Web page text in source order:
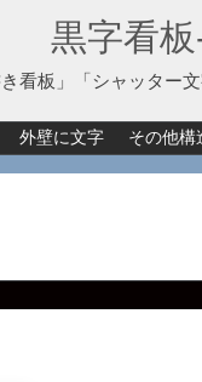
黒字看
き看板」「シャッター
外壁に文字 その他構